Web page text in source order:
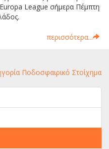
League σήμερα Πέμπτη
περισσότερα...
Ποδοσφαιρικό Στοίχημα